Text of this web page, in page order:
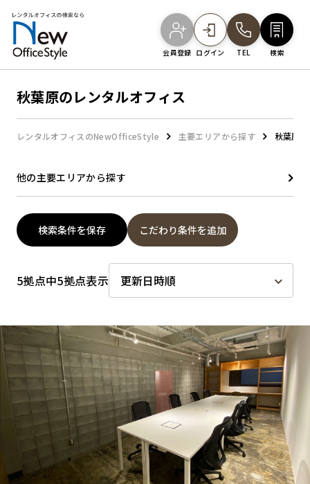
会員登録 ログイン TEL 検索
オフィスを探す
駅・路線から探す
地図から探す
キャンペーンから探す
ブランドから探す
オフィススタイルから探す
秋葉原のレンタルオフィス
レンタルオフィスのNewOfficeStyle 主要エリアから探す 秋葉原
他の主要エリアから探す
検索条件を保存 こだわり条件を追加
5拠点中5拠点表示